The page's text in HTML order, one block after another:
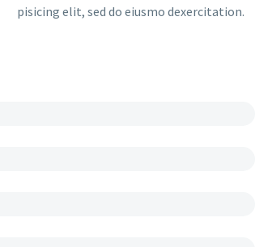
pisicing elit, sed do eiusmo dexercitation.